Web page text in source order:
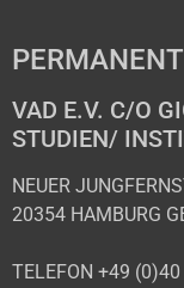
VAD E.V. C/O
STUDIEN/
NEUER
20354 HAMBURG
TELEFON +49